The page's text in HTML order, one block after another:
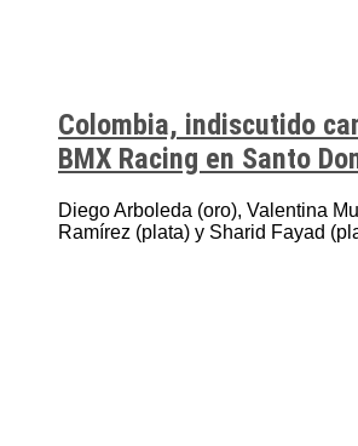
Colombia, indiscutido
BMX Racing en Santo
Diego Arboleda (oro), Valentina
Ramírez (plata) y Sharid Fayad